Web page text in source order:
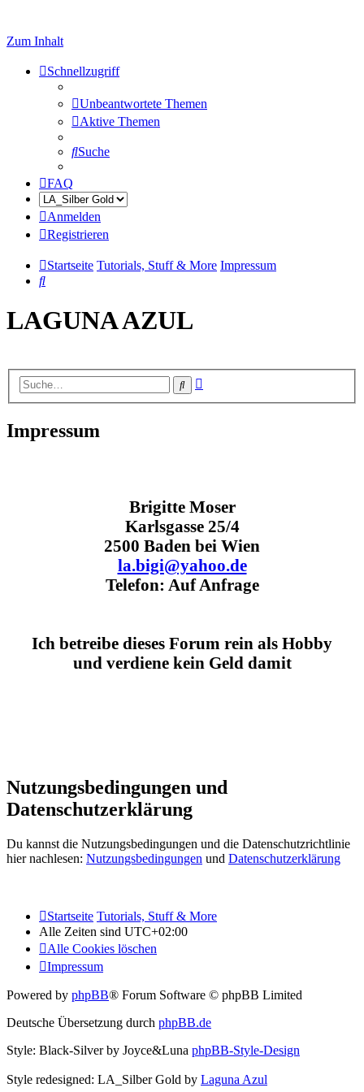
Zum Inhalt
Schnellzugriff
Unbeantwortete Themen
Aktive Themen
Suche
FAQ
Anmelden
Registrieren
Startseite Tutorials, Stuff & More Impressum
Suche
LAGUNA AZUL
Suche
Impressum
Brigitte Moser
Karlsgasse 25/4
2500 Baden bei Wien
la.bigi@yahoo.de
Telefon: Auf Anfrage
Ich betreibe dieses Forum rein als Hobby
und verdiene kein Geld damit
Nutzungsbedingungen und
Datenschutzerklärung
Du kannst die Nutzungsbedingungen und die Datenschutzrichtlinie
hier nachlesen: Nutzungsbedingungen und Datenschutzerklärung
Startseite Tutorials, Stuff & More
Alle Zeiten sind UTC+02:00
Alle Cookies löschen
Impressum
Powered by phpBB® Forum Software © phpBB Limited
Deutsche Übersetzung durch phpBB.de
Style: Black-Silver by Joyce&Luna phpBB-Style-Design
Style redesigned: LA_Silber Gold by Laguna Azul